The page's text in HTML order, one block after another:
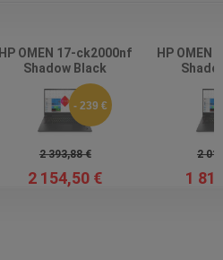
HP OMEN 17-ck2000nf
Shadow Black
- 239 €
2 393,88 €
2 154,50 €
HP OMEN
2
1